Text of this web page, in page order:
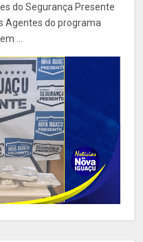
do Segurança Presente
Agentes do programa
...